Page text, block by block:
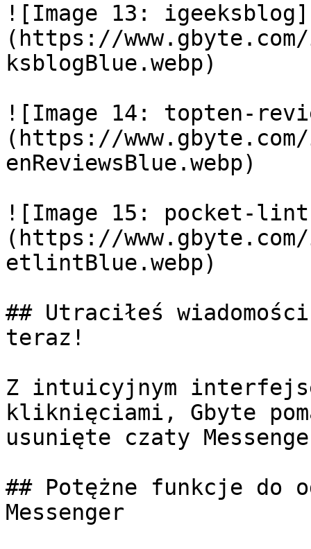
![Image 13: igeeksblog]
(https://
ksblogBlue.webp)
![Image 14: topten-
(https://
enReviewsBlue.webp)
![Image 15: pocket-
(https://www.gbyte.com/
etlintBlue.webp)
## Utraciłeś
teraz!
Z intuicyjnym
kliknięciami, Gbyte
usunięte czaty
## Potężne funkcje do
Messenger